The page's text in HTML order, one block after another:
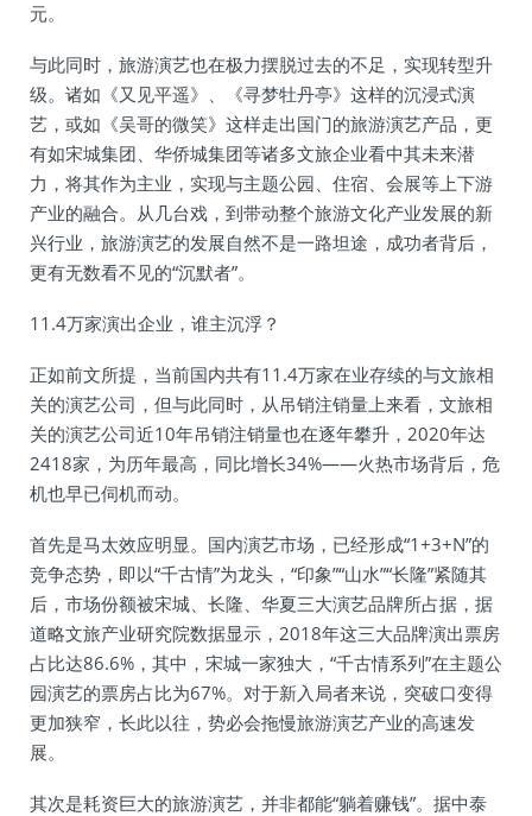
元。
与此同时，旅游演艺也在极力摆脱过去的不足，实现转型升
级。诸如《又见平遥》、《寻梦牡丹亭》这样的沉浸式演
艺，或如《吴哥的微笑》这样走出国门的旅游演艺产品，更
有如宋城集团、华侨城集团等诸多文旅企业看中其未来潜
力，将其作为主业，实现与主题公园、住宿、会展等上下游
产业的融合。从几台戏，到带动整个旅游文化产业发展的新
兴行业，旅游演艺的发展自然不是一路坦途，成功者背后，
更有无数看不见的“沉默者”。
11.4万家演出企业，谁主沉浮？
正如前文所提，当前国内共有11.4万家在业存续的与文旅相
关的演艺公司，但与此同时，从吊销注销量上来看，文旅相
关的演艺公司近10年吊销注销量也在逐年攀升，2020年达
2418家，为历年最高，同比增长34%——火热市场背后，危
机也早已伺机而动。
首先是马太效应明显。国内演艺市场，已经形成“1+3+N”的
竞争态势，即以“千古情”为龙头，“印象”“山水”“长隆”紧随其
后，市场份额被宋城、长隆、华夏三大演艺品牌所占据，据
道略文旅产业研究院数据显示，2018年这三大品牌演出票房
占比达86.6%，其中，宋城一家独大，“千古情系列”在主题公
园演艺的票房占比为67%。对于新入局者来说，突破口变得
更加狭窄，长此以往，势必会拖慢旅游演艺产业的高速发
展。
其次是耗资巨大的旅游演艺，并非都能“躺着赚钱”。据中泰